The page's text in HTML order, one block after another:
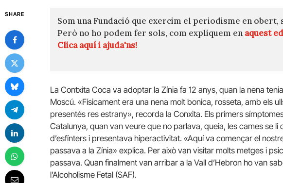
SHARE
Som una Fundació que exercim el periodisme en obert,
Però no ho podem fer sols, com expliquem en aquest
Clica aquí i ajuda'ns!
La Contxita Coca va adoptar la Zínia fa 12 anys, quan la nena
Moscú. «Físicament era una nena molt bonica, rosseta, amb els
presentés res estrany», recorda la Conxita. Els primers
Catalunya, quan van veure que no parlava, queia, les cames se li
d’esfínters i presentava hiperactivitat. «Aquí va començar el
passava a la Zínia» explica. Per això van visitar molts metges i
passava. Quan finalment van arribar a la Vall d’Hebron ho van
l’Alcoholisme Fetal (SAF).